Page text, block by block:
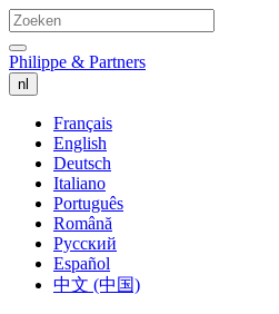
Philippe & Partners
nl
Français
English
Deutsch
Italiano
Português
Română
Русский
Español
中文 (中国)